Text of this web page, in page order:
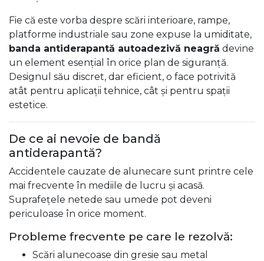
Fie că este vorba despre scări interioare, rampe,
platforme industriale sau zone expuse la umiditate,
banda antiderapantă autoadezivă neagră devine
un element esențial în orice plan de siguranță.
Designul său discret, dar eficient, o face potrivită
atât pentru aplicații tehnice, cât și pentru spații
estetice.
De ce ai nevoie de bandă
antiderapantă?
Accidentele cauzate de alunecare sunt printre cele
mai frecvente în mediile de lucru și acasă.
Suprafețele netede sau umede pot deveni
periculoase în orice moment.
Probleme frecvente pe care le rezolvă:
Scări alunecoase din gresie sau metal